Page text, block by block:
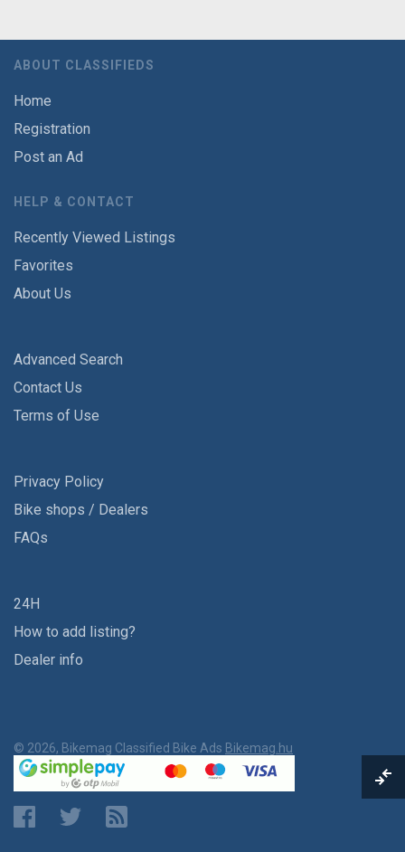
ABOUT CLASSIFIEDS
Home
Registration
Post an Ad
HELP & CONTACT
Recently Viewed Listings
Favorites
About Us
Advanced Search
Contact Us
Terms of Use
Privacy Policy
Bike shops / Dealers
FAQs
24H
How to add listing?
Dealer info
© 2026, Bikemag Classified Bike Ads Bikemag.hu